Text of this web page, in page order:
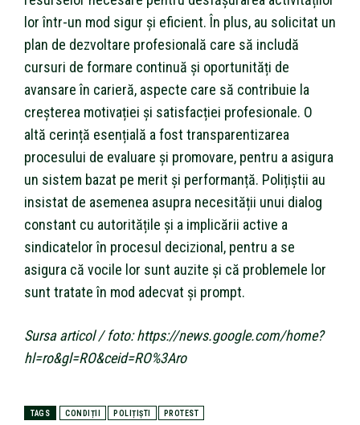
lor într-un mod sigur și eficient. În plus, au solicitat un
plan de dezvoltare profesională care să includă
cursuri de formare continuă și oportunități de
avansare în carieră, aspecte care să contribuie la
creșterea motivației și satisfacției profesionale. O
altă cerință esențială a fost transparentizarea
procesului de evaluare și promovare, pentru a asigura
un sistem bazat pe merit și performanță. Polițiștii au
insistat de asemenea asupra necesității unui dialog
constant cu autoritățile și a implicării active a
sindicatelor în procesul decizional, pentru a se
asigura că vocile lor sunt auzite și că problemele lor
sunt tratate în mod adecvat și prompt.
Sursa articol / foto: https://news.google.com/home?
hl=ro&gl=RO&ceid=RO%3Aro
TAGS CONDIȚII POLIȚIȘTI PROTEST